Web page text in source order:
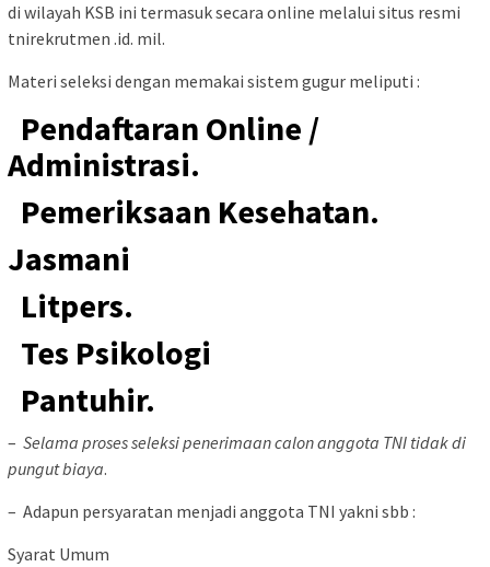
di wilayah KSB ini termasuk secara online melalui situs resmi
tnirekrutmen .id. mil.
Materi seleksi dengan memakai sistem gugur meliputi :
Pendaftaran Online /
Administrasi.
Pemeriksaan Kesehatan.
Jasmani
Litpers.
Tes Psikologi
Pantuhir.
– Selama proses seleksi penerimaan calon anggota TNI tidak di
pungut biaya.
– Adapun persyaratan menjadi anggota TNI yakni sbb :
Syarat Umum